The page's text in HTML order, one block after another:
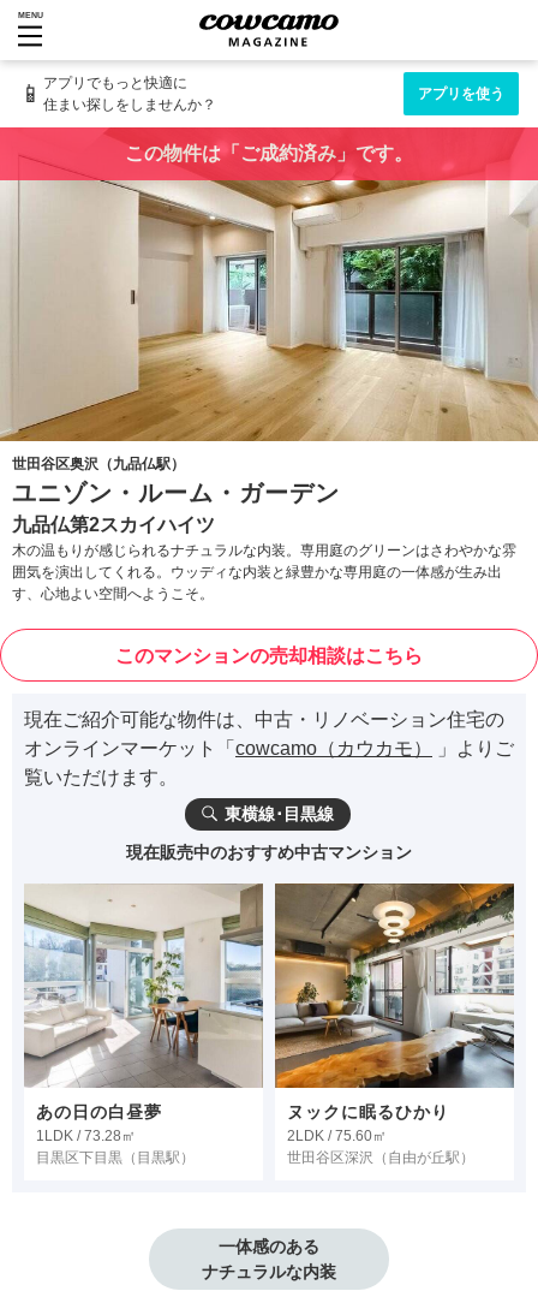
MENU
📱 アプリでもっと快適に
住まい探しをしませんか？
アプリを使う
この物件は「ご成約済み」です。
世田谷区奥沢（九品仏駅）
ユニゾン・ルーム・ガーデン
九品仏第2スカイハイツ
木の温もりが感じられるナチュラルな内装。専用庭のグリーンはさわやかな雰
囲気を演出してくれる。ウッディな内装と緑豊かな専用庭の一体感が生み出
す、心地よい空間へようこそ。
このマンションの売却相談はこちら
現在ご紹介可能な物件は、中古・リノベーション住宅の
オンラインマーケット「 cowcamo（カウカモ）
」よりご
覧いただけます。
東横線･目黒線
現在販売中のおすすめ中古マンション
あの日の白昼夢
1LDK / 73.28㎡
目黒区下目黒 （目黒駅）
ヌックに眠るひかり
2LDK / 75.60㎡
世田谷区深沢 （自由が丘駅）
一体感のある
ナチュラルな内装